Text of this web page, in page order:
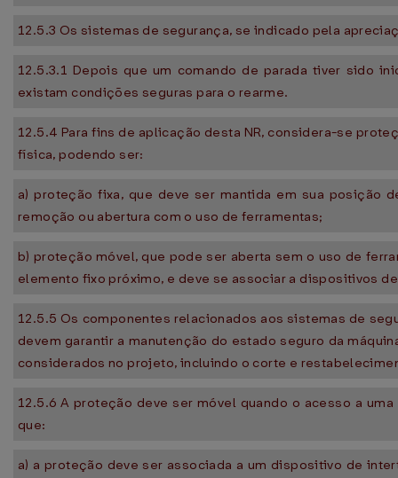
12.5.3 Os sistemas de segurança, se indicado pela
12.5.3.1 Depois que um comando de parada tiver sido
existam condições seguras para o rearme.
12.5.4 Para fins de aplicação desta NR, considera-se
física, podendo ser:
a) proteção fixa, que deve ser mantida em sua posição
remoção ou abertura com o uso de ferramentas;
b) proteção móvel, que pode ser aberta sem o uso de
elemento fixo próximo, e deve se associar a dispositivos
12.5.5 Os componentes relacionados aos sistemas de
devem garantir a manutenção do estado seguro da
considerados no projeto, incluindo o corte e
12.5.6 A proteção deve ser móvel quando o acesso a
que:
a) a proteção deve ser associada a um dispositivo de